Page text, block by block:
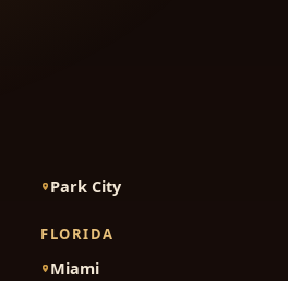
Park City
FLORIDA
Miami